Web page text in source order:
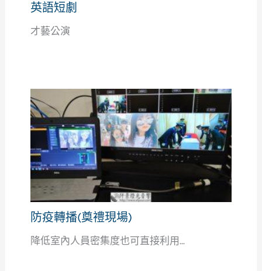
英語短劇
才藝公演
防疫轉播(奠禮現場)
降低室內人員密集度也可直接利用...